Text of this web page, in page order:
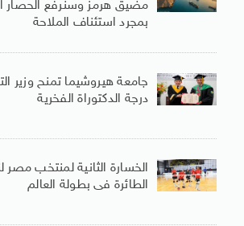
مضيق هرمز وسنرفع الحصار
بمجرد استئناف الملاحة
جامعة هيروشيما تمنح وزير
درجة الدكتوراة الفخرية
الخسارة الثانية لمنتخب مصر
الطائرة فى بطولة العالم